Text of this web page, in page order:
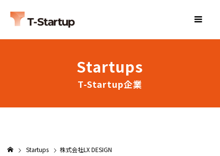
Startups
T-Startup企業
Startups 株式会社LX DESIGN